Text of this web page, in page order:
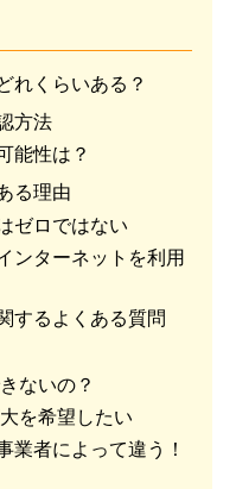
れくらいある？
方法
能性は？
る理由
ゼロではない
ンターネットを利用
するよくある質問
ないの？
を希望したい
業者によって違う！